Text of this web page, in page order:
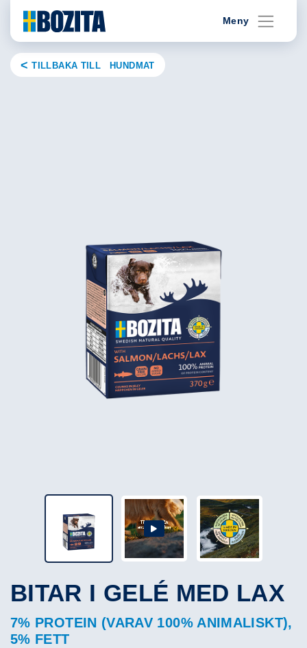
content
Meny
TILLBAKA TILL HUNDMAT
BITAR I GELÉ MED LAX
7% PROTEIN (VARAV 100% ANIMALISKT),
5% FETT